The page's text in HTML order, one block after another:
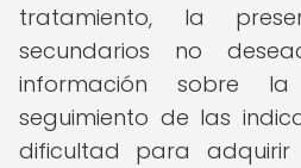
tratamiento, la
secundarios no
información sobre
seguimiento de las
dificultad para adquirir